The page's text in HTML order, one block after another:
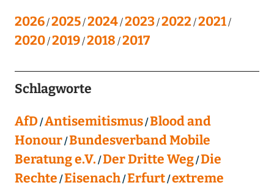
2026 2025 2024 2023 2022 2021
2020 2019 2018 2017
Schlagworte
AfD Antisemitismus Blood and
Honour Bundesverband Mobile
Beratung e.V. Der Dritte Weg Die
Rechte Eisenach Erfurt extreme